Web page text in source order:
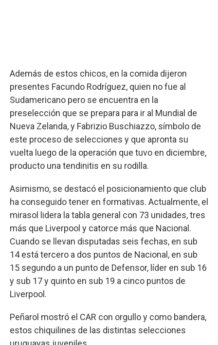
Además de estos chicos, en la comida dijeron
presentes Facundo Rodríguez, quien no fue al
Sudamericano pero se encuentra en la
preselección que se prepara para ir al Mundial de
Nueva Zelanda, y Fabrizio Buschiazzo, símbolo de
este proceso de selecciones y que apronta su
vuelta luego de la operación que tuvo en diciembre,
producto una tendinitis en su rodilla.
Asimismo, se destacó el posicionamiento que club
ha conseguido tener en formativas. Actualmente, el
mirasol lidera la tabla general con 73 unidades, tres
más que Liverpool y catorce más que Nacional.
Cuando se llevan disputadas seis fechas, en sub
14 está tercero a dos puntos de Nacional, en sub
15 segundo a un punto de Defensor, líder en sub 16
y sub 17 y quinto en sub 19 a cinco puntos de
Liverpool.
Peñarol mostró el CAR con orgullo y como bandera,
estos chiquilines de las distintas selecciones